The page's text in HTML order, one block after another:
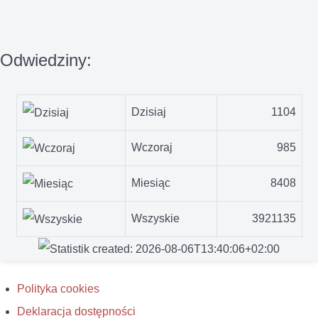
Odwiedziny:
Dzisiaj 1104
Wczoraj 985
Miesiąc 8408
Wszyskie 3921135
Polityka cookies
Deklaracja dostępności